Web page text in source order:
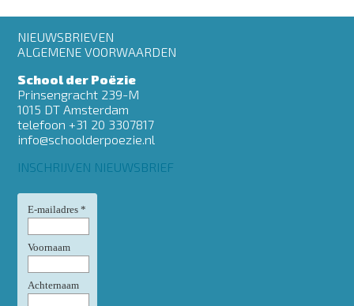
Footer
menu
NIEUWSBRIEVEN
ALGEMENE VOORWAARDEN
School der Poëzie
Prinsengracht 239-M
1015 DT Amsterdam
telefoon +31 20 3307817
info@schoolderpoezie.nl
INSCHRIJVEN NIEUWSBRIEF